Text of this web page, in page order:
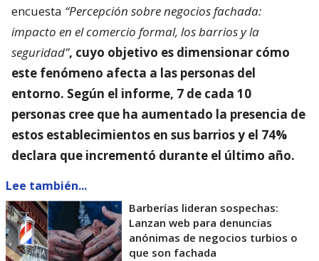
encuesta “Percepción sobre negocios fachada:
impacto en el comercio formal, los barrios y la
seguridad”, cuyo objetivo es dimensionar cómo
este fenómeno afecta a las personas del
entorno. Según el informe, 7 de cada 10
personas cree que ha aumentado la presencia de
estos establecimientos en sus barrios y el 74%
declara que incrementó durante el último año.
Lee también...
Barberías lideran sospechas:
Lanzan web para denuncias
anónimas de negocios turbios o
que son fachada